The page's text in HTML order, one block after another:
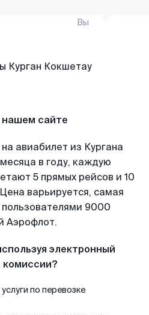
Вы
нашем сайте
авиабилет из Кургана
в году, каждую
5 прямых рейсов и 10
варьируется, самая
9000
Аэрофлот.
электронный
комиссии?
по перевозке